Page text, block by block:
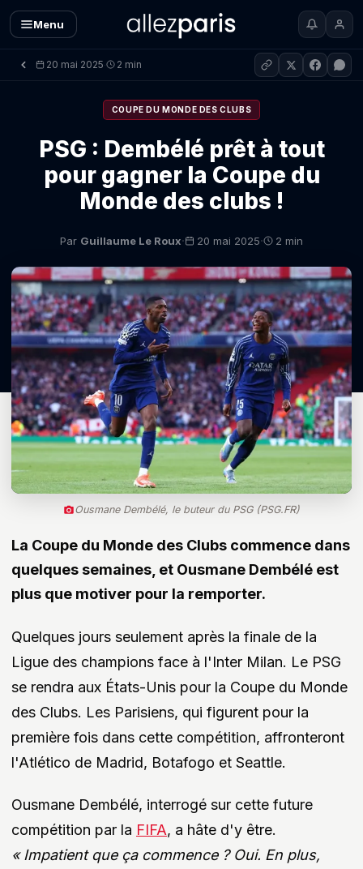
Menu
20 mai 2025· 2 min
COUPE DU MONDE DES CLUBS
PSG : Dembélé prêt à tout
pour gagner la Coupe du
Monde des clubs !
Par Guillaume Le Roux· 20 mai 2025· 2 min
Ousmane Dembélé, le buteur du PSG (PSG.FR)
La Coupe du Monde des Clubs commence dans
quelques semaines, et Ousmane Dembélé est
plus que motiver pour la remporter.
Quelques jours seulement après la finale de la
Ligue des champions face à l'Inter Milan. Le PSG
se rendra aux États-Unis pour la Coupe du Monde
des Clubs. Les Parisiens, qui figurent pour la
première fois dans cette compétition, affronteront
l'Atlético de Madrid, Botafogo et Seattle.
Ousmane Dembélé, interrogé sur cette future
compétition par la FIFA, a hâte d'y être.
« Impatient que ça commence ? Oui. En plus,